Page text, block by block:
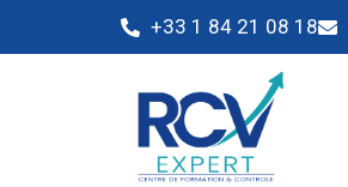
+33 1 84 21 08 18